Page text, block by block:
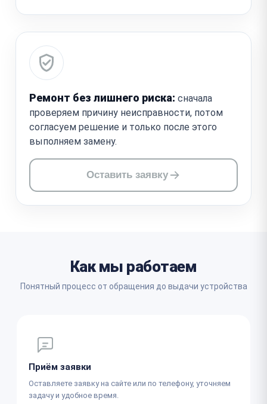
Ремонт без лишнего риска: сначала
проверяем причину неисправности, потом
согласуем решение и только после этого
выполняем замену.
Оставить заявку
Как мы работаем
Понятный процесс от обращения до выдачи устройства
Приём заявки
Оставляете заявку на сайте или по телефону, уточняем
задачу и удобное время.